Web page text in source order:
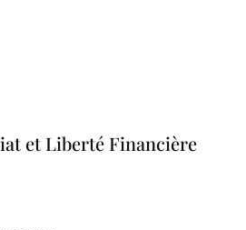
et Liberté Financière